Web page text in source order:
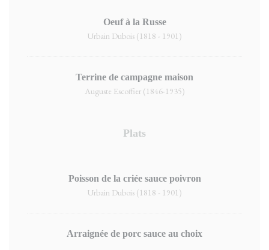
Oeuf à la Russe
Urbain Dubois (1818 - 1901)
Terrine de campagne maison
Auguste Escoffier (1846-1935)
Plats
Poisson de la criée sauce poivron
Urbain Dubois (1818 - 1901)
Arraignée de porc sauce au choix